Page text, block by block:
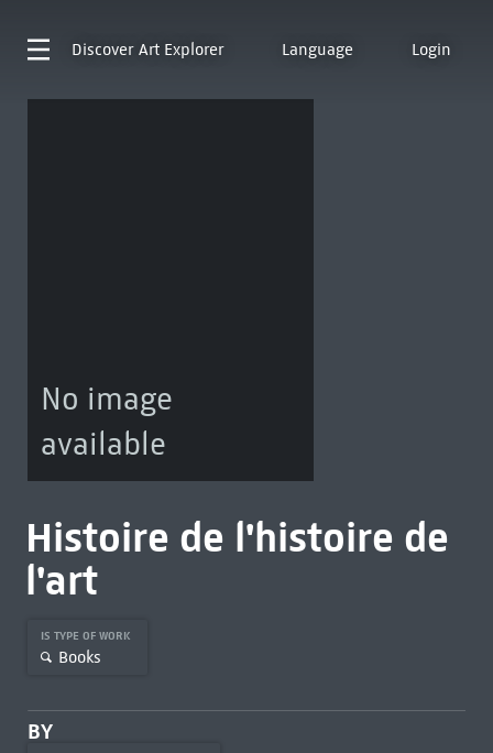
Discover Art Explorer Language Login
No image
available
Histoire de l'histoire de
l'art
IS TYPE OF WORK
Books
BY